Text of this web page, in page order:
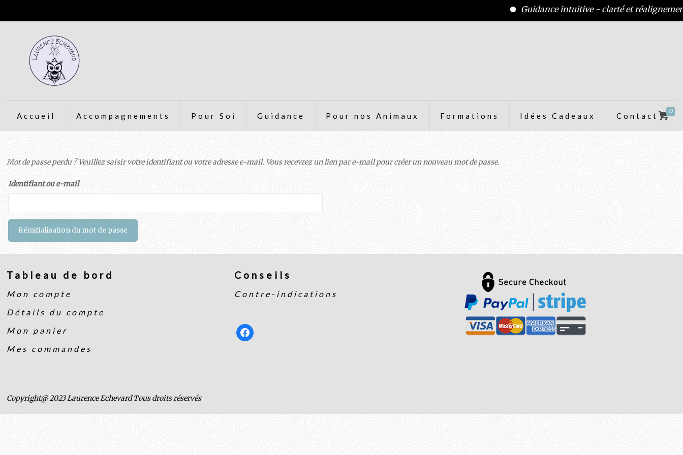
Guidance intuitive - clarté et réalignement
Accueil Accompagnements Pour Soi Guidance Pour nos Animaux Formations Idées Cadeaux Contact 0
Mot de passe perdu ? Veuillez saisir votre identifiant ou votre adresse e-mail. Vous recevrez un lien par e-mail pour créer un nouveau mot de passe.
Identifiant ou e-mail
Réinitialisation du mot de passe
Tableau de bord
Mon compte
Détails du compte
Mon panier
Mes commandes
Conseils
Contre-indications
facebook
Copyright@ 2023 Laurence Echevard Tous droits réservés